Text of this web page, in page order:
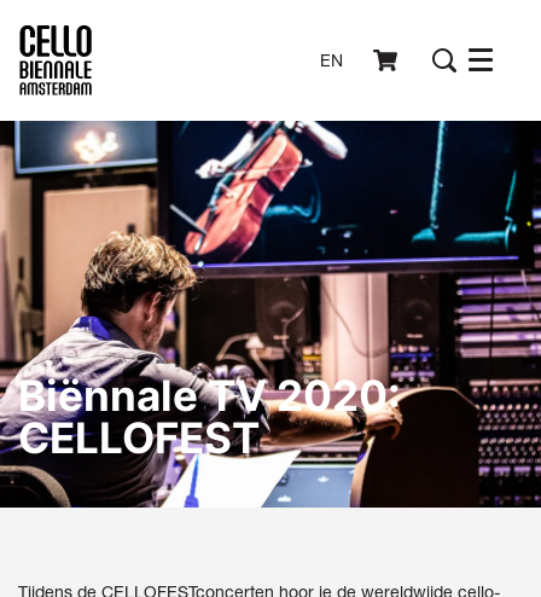
EN Menu
Biënnale TV 2020:
CELLOFEST
Tijdens de CELLOFESTconcerten hoor je de wereldwijde cello-